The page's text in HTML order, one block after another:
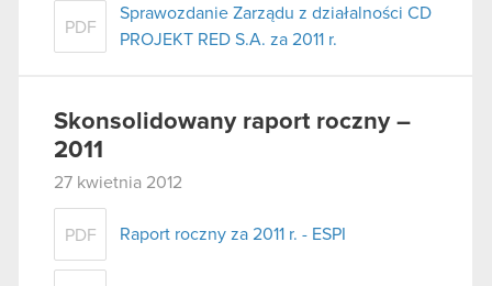
PDF
Sprawozdanie Zarządu z działalności CD
PROJEKT RED S.A. za 2011 r.
Skonsolidowany raport roczny –
2011
27 kwietnia 2012
PDF Raport roczny za 2011 r. - ESPI